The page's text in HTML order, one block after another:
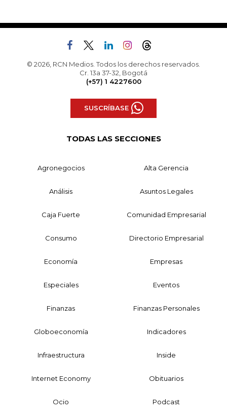
© 2026, RCN Medios. Todos los derechos reservados.
Cr. 13a 37-32, Bogotá
(+57) 1 4227600
SUSCRÍBASE
TODAS LAS SECCIONES
Agronegocios Alta Gerencia
Análisis Asuntos Legales
Caja Fuerte Comunidad Empresarial
Consumo Directorio Empresarial
Economía Empresas
Especiales Eventos
Finanzas Finanzas Personales
Globoeconomía Indicadores
Infraestructura Inside
Internet Economy Obituarios
Ocio Podcast